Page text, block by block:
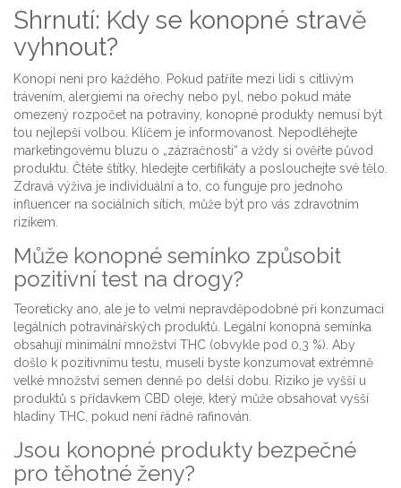
Shrnutí: Kdy se konopné stravě
vyhnout?
Konopí není pro každého. Pokud patříte mezi lidi s citlivým
trávením, alergiemi na ořechy nebo pyl, nebo pokud máte
omezený rozpočet na potraviny, konopné produkty nemusí být
tou nejlepší volbou. Klíčem je informovanost. Nepodléhejte
marketingovému bluzu o „zázračnosti“ a vždy si ověřte původ
produktu. Čtěte štítky, hledejte certifikáty a poslouchejte své tělo.
Zdravá výživa je individuální a to, co funguje pro jednoho
influencer na sociálních sítích, může být pro vás zdravotním
rizikem.
Může konopné semínko způsobit
pozitivní test na drogy?
Teoreticky ano, ale je to velmi nepravděpodobné při konzumaci
legálních potravinářských produktů. Legální konopná semínka
obsahují minimální množství THC (obvykle pod 0,3 %). Aby
došlo k pozitivnímu testu, museli byste konzumovat extrémně
velké množství semen denně po delší dobu. Riziko je vyšší u
produktů s přídavkem CBD oleje, který může obsahovat vyšší
hladiny THC, pokud není řádně rafinován.
Jsou konopné produkty bezpečné
pro těhotné ženy?